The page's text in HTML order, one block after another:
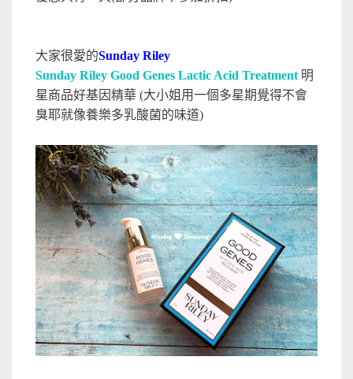
大家很愛的Sunday Riley
Sunday Riley Good Genes Lactic Acid Treatment 明
星商品好基因精華 (大小姐用一個多星期覺得不會
臭耶就像養樂多乳酸菌的味道)